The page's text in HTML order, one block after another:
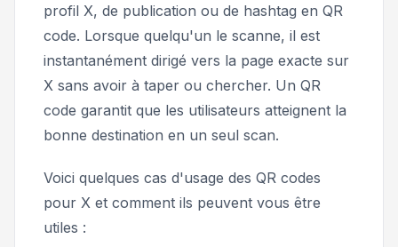
profil X, de publication ou de hashtag en QR
code. Lorsque quelqu'un le scanne, il est
instantanément dirigé vers la page exacte sur
X sans avoir à taper ou chercher. Un QR
code garantit que les utilisateurs atteignent la
bonne destination en un seul scan.
Voici quelques cas d'usage des QR codes
pour X et comment ils peuvent vous être
utiles :